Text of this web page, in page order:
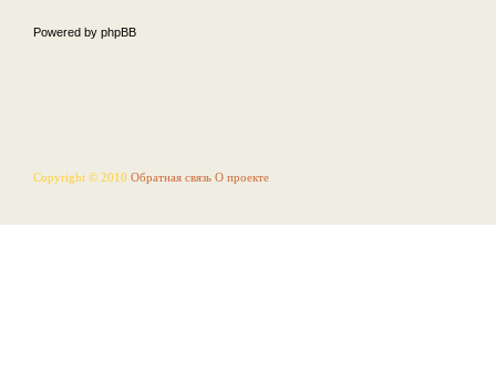
Powered by phpBB
Copyright © 2010 Обратная связь О проекте